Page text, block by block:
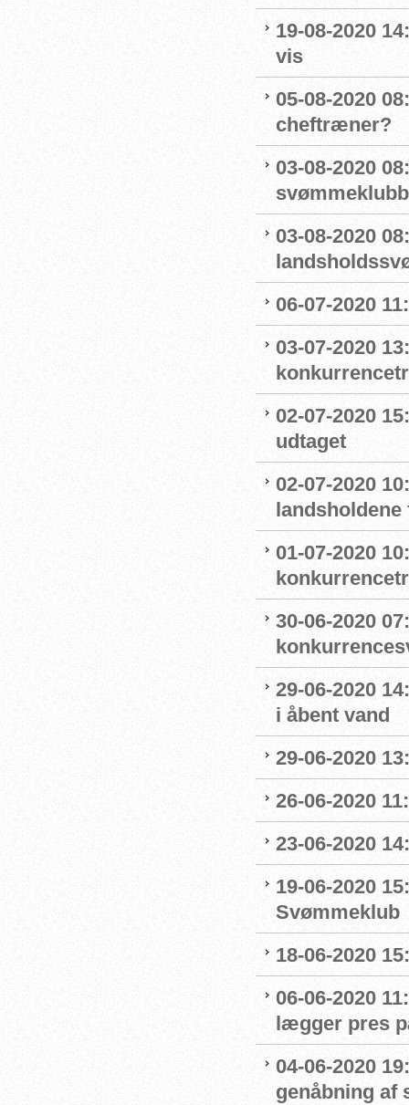
19-08-2020
vis
05-08-2020
cheftræner?
03-08-2020
03-08-2020
06-07-2020
03-07-2020
02-07-2020
udtaget
02-07-2020
01-07-2020
30-06-2020
29-06-2020
i åbent vand
29-06-2020
26-06-2020
23-06-2020
19-06-2020
Svømmeklub
18-06-2020
06-06-2020
lægger pres
04-06-2020
genåbning af